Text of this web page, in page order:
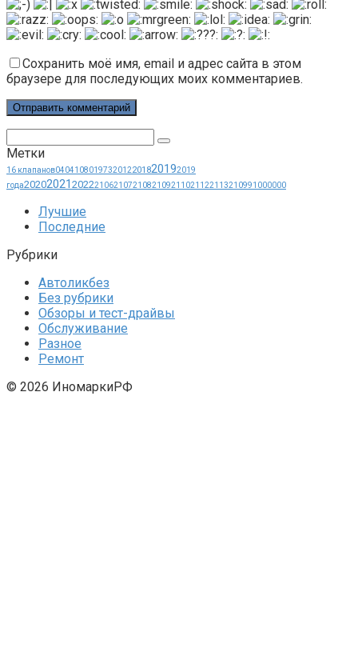
Сохранить моё имя, email и адрес сайта в этом
браузере для последующих моих комментариев.
Метки
16 клапанов0404108019732012201820192019
года20202021 20222106210721082109211021122113210991000000
Лучшие
Последние
Рубрики
Автоликбез
Без рубрики
Обзоры и тест-драйвы
Обслуживание
Разное
Ремонт
© 2026 ИномаркиРФ